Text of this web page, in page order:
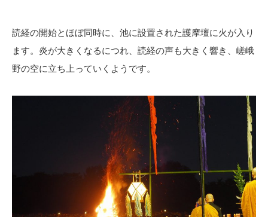
読経の開始とほぼ同時に、池に設置された護摩壇に火が入り
ます。炎が大きくなるにつれ、読経の声も大きく響き、嵯峨
野の空に立ち上っていくようです。